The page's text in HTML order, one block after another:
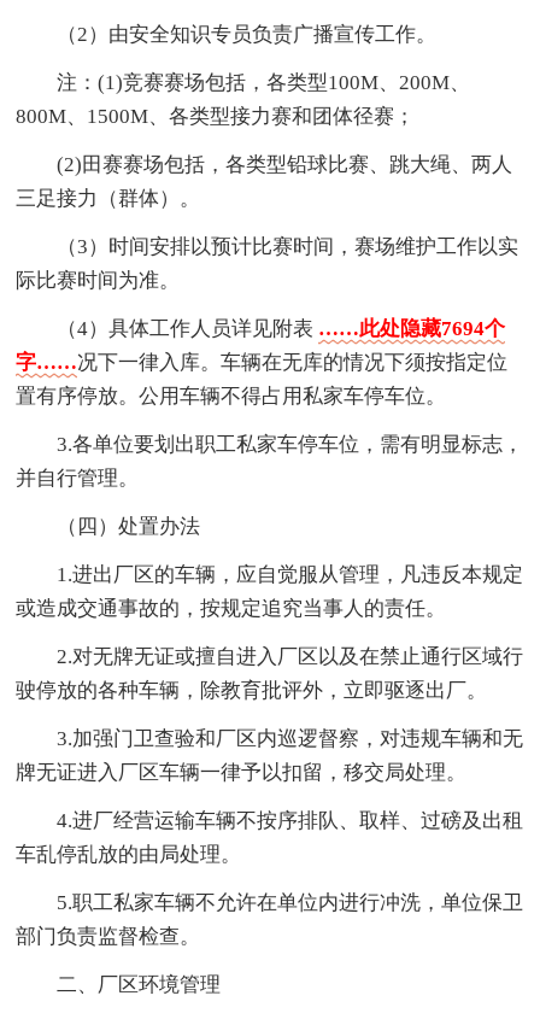
（2）由安全知识专员负责广播宣传工作。
注：(1)竞赛赛场包括，各类型100M、200M、
800M、1500M、各类型接力赛和团体径赛；
(2)田赛赛场包括，各类型铅球比赛、跳大绳、两人
三足接力（群体）。
（3）时间安排以预计比赛时间，赛场维护工作以实
际比赛时间为准。
（4）具体工作人员详见附表 ……此处隐藏7694个
字……况下一律入库。车辆在无库的情况下须按指定位
置有序停放。公用车辆不得占用私家车停车位。
3.各单位要划出职工私家车停车位，需有明显标志，
并自行管理。
（四）处置办法
1.进出厂区的车辆，应自觉服从管理，凡违反本规定
或造成交通事故的，按规定追究当事人的责任。
2.对无牌无证或擅自进入厂区以及在禁止通行区域行
驶停放的各种车辆，除教育批评外，立即驱逐出厂。
3.加强门卫查验和厂区内巡逻督察，对违规车辆和无
牌无证进入厂区车辆一律予以扣留，移交局处理。
4.进厂经营运输车辆不按序排队、取样、过磅及出租
车乱停乱放的由局处理。
5.职工私家车辆不允许在单位内进行冲洗，单位保卫
部门负责监督检查。
二、厂区环境管理